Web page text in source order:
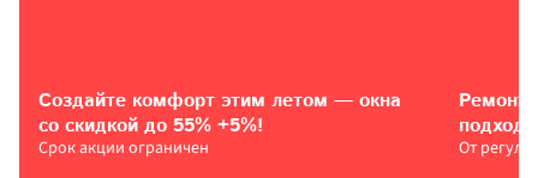
Создайте комфорт этим летом — окна
со скидкой до 55% +5%!
Срок акции ограничен
Ремонт
От